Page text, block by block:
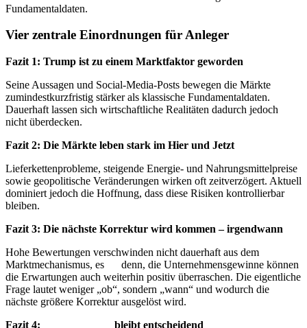
Fundamentaldaten.
Vier zentrale Einordnungen für Anleger
Fazit 1: Trump ist zu einem Marktfaktor geworden
Seine Aussagen und Social-Media-Posts bewegen die Märkte
zumindestkurzfristig stärker als klassische Fundamentaldaten.
Dauerhaft lassen sich wirtschaftliche Realitäten dadurch jedoch
nicht überdecken.
Fazit 2: Die Märkte leben stark im Hier und Jetzt
Lieferkettenprobleme, steigende Energie- und Nahrungsmittelpreise
sowie geopolitische Veränderungen wirken oft zeitverzögert. Aktuell
dominiert jedoch die Hoffnung, dass diese Risiken kontrollierbar
bleiben.
Fazit 3: Die nächste Korrektur wird kommen – irgendwann
Hohe Bewertungen verschwinden nicht dauerhaft aus dem
Marktmechanismus, es
denn, die Unternehmensgewinne können
die Erwartungen auch weiterhin positiv überraschen. Die eigentliche
Frage lautet weniger „ob“, sondern „wann“ und wodurch die
nächste größere Korrektur ausgelöst wird.
Fazit 4:
bleibt entscheidend